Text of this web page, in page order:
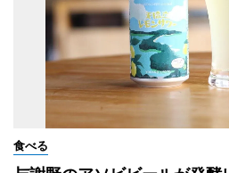
食べる